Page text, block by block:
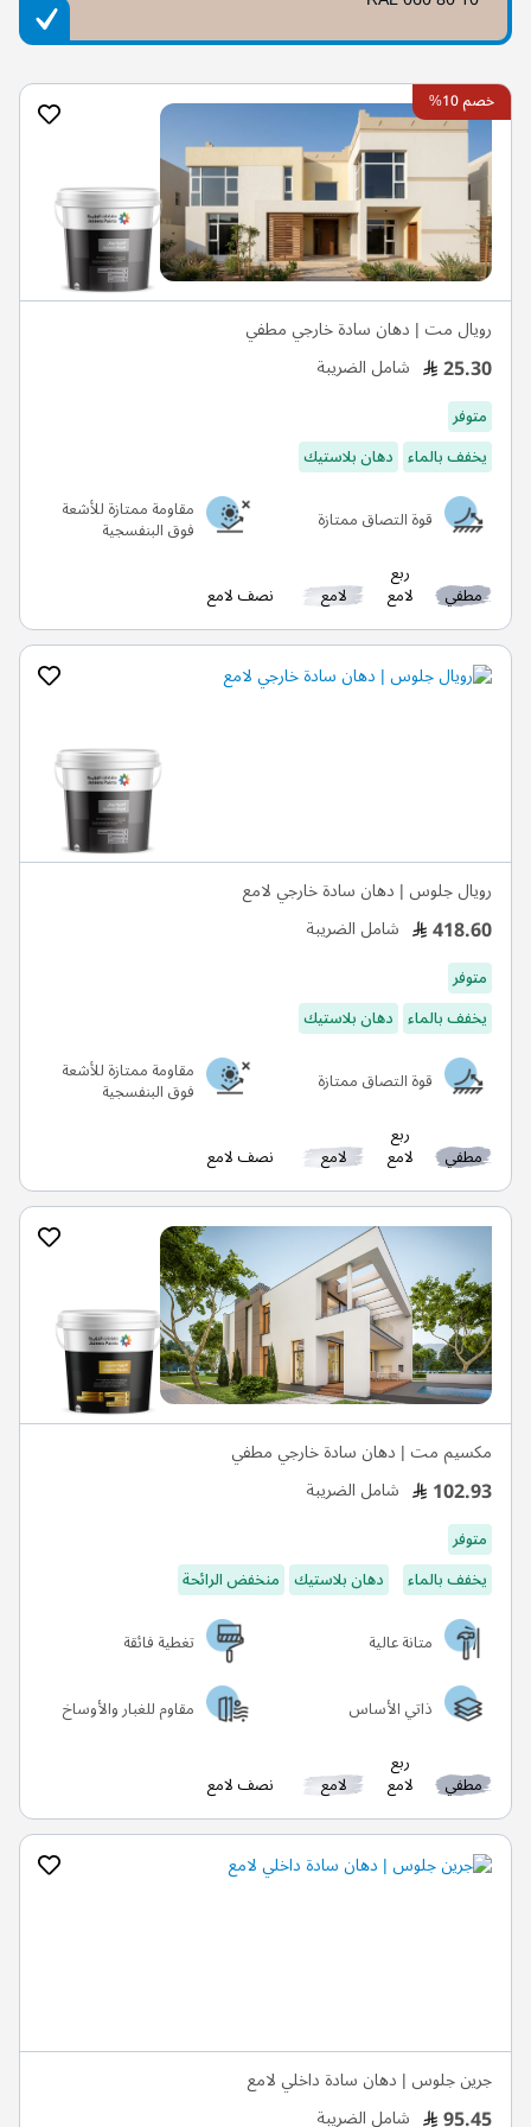
خصم 10%
رويال مت | دهان سادة خارجي مطفي
25.30 شامل الضريبة
متوفر
يخفف بالماء دهان بلاستيك
قوة التصاق ممتازة
مقاومة ممتازة للأشعة
فوق البنفسجية
مطفي
ربع
لامع لامع نصف لامع
رويال جلوس | دهان سادة خارجي لامع
418.60 شامل الضريبة
متوفر
يخفف بالماء دهان بلاستيك
قوة التصاق ممتازة
مقاومة ممتازة للأشعة
فوق البنفسجية
مطفي
ربع
لامع لامع نصف لامع
مكسيم مت | دهان سادة خارجي مطفي
102.93 شامل الضريبة
متوفر
يخفف بالماء
دهان بلاستيك منخفض الرائحة
متانة عالية
تغطية فائقة
ذاتي الأساس
مقاوم للغبار والأوساخ
مطفي
ربع
لامع لامع نصف لامع
جرين جلوس | دهان سادة داخلي لامع
شامل الضريبة